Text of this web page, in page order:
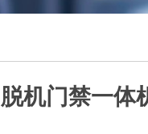
脱机门禁一体